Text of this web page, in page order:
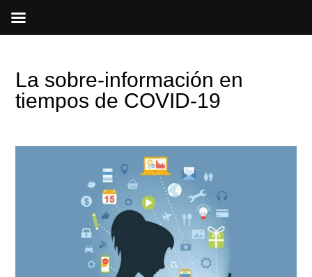
La sobre-información en
tiempos de COVID-19